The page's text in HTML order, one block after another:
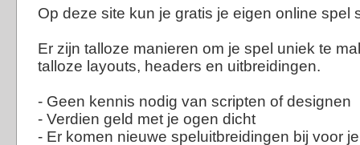
Op deze site kun je gratis je eigen online spel
Er zijn talloze manieren om je spel uniek te
talloze layouts, headers en uitbreidingen.
- Geen kennis nodig van scripten of designen
- Verdien geld met je ogen dicht
- Er komen nieuwe speluitbreidingen bij voor